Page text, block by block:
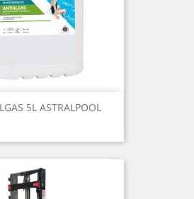
5L ASTRALPOOL